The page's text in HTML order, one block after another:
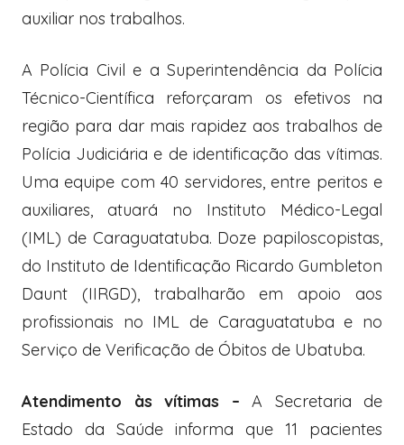
auxiliar nos trabalhos.
A Polícia Civil e a Superintendência da Polícia
Técnico-Científica reforçaram os efetivos na
região para dar mais rapidez aos trabalhos de
Polícia Judiciária e de identificação das vítimas.
Uma equipe com 40 servidores, entre peritos e
auxiliares, atuará no Instituto Médico-Legal
(IML) de Caraguatatuba. Doze papiloscopistas,
do Instituto de Identificação Ricardo Gumbleton
Daunt (IIRGD), trabalharão em apoio aos
profissionais no IML de Caraguatatuba e no
Serviço de Verificação de Óbitos de Ubatuba.
Atendimento às vítimas – A Secretaria de
Estado da Saúde informa que 11 pacientes